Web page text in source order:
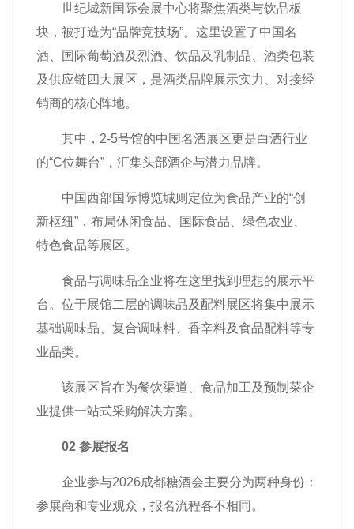
世纪城新国际会展中心将聚焦酒类与饮品板
块，被打造为“品牌竞技场”。这里设置了中国名
酒、国际葡萄酒及烈酒、饮品及乳制品、酒类包装
及供应链四大展区，是酒类品牌展示实力、对接经
销商的核心阵地。
其中，2-5号馆的中国名酒展区更是白酒行业
的“C位舞台”，汇集头部酒企与潜力品牌。
中国西部国际博览城则定位为食品产业的“创
新枢纽”，布局休闲食品、国际食品、绿色农业、
特色食品等展区。
食品与调味品企业将在这里找到理想的展示平
台。位于展馆二层的调味品及配料展区将集中展示
基础调味品、复合调味料、香辛料及食品配料等专
业品类。
该展区旨在为餐饮渠道、食品加工及预制菜企
业提供一站式采购解决方案。
02 参展报名
企业参与2026成都糖酒会主要分为两种身份：
参展商和专业观众，报名流程各不相同。